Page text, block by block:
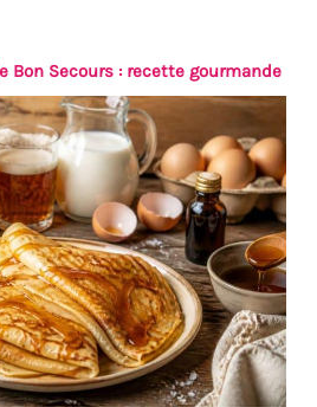
délicat peint à la main, une
finition exceptionnelle et une
variété de teintes bleues pour
créer une ambiance maritime
fascinante. Parfait donne à
votre table non seulement un
accroche-regard absolu, mais
aussi une atmosphère
harmonieuse. Idée cadeau
impressionnante : en tant que
cadeau décent, ce superbe
service de vaisselle est idéal
pour votre maison, bureau,
bar, etc. Le service combiné
Bon Secours : recette gourmande